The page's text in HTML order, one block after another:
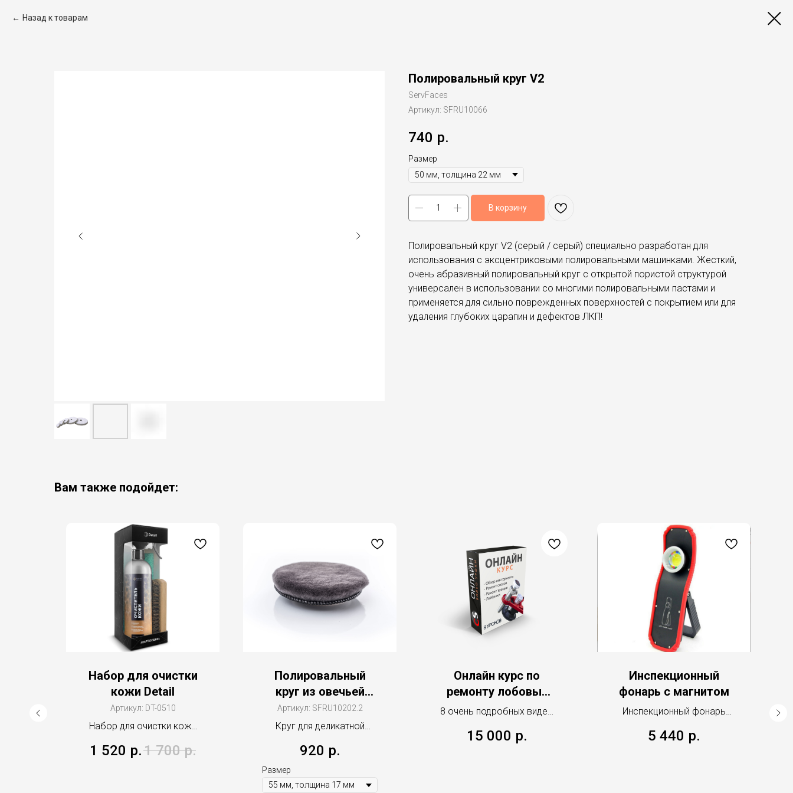
Назад к товарам
Полировальный круг V2
ServFaces
Артикул: SFRU10066
740 р.
Размер
В корзину
Полировальный круг V2 (серый / серый) специально разработан для
использования с эксцентриковыми полировальными машинками. Жесткий,
очень абразивный полировальный круг с открытой пористой структурой
универсален в использовании со многими полировальными пастами и
применяется для сильно поврежденных поверхностей с покрытием или для
удаления глубоких царапин и дефектов ЛКП!
Вам также подойдет:
Набор для очистки
кожи Detail
Артикул: DT-0510
Набор для очистки кожи
1 520 р.1 700 р.
Полировальный
круг из овечьей
шерсти V3
Артикул: SFRU10202.2
Круг для деликатной
для ротационных
полировальных машинок
920 р.
Размер
Онлайн курс по
ремонту лобовых
стекол
8 очень подробных видео
15 000 р.
Инспекционный
фонарь с магнитом
Инспекционный фонарь
монолитным светодиодом
5 440 р.